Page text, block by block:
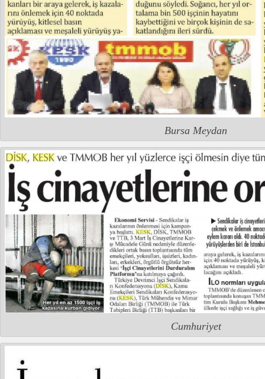
Bursa Meydan
Cumhuriyet